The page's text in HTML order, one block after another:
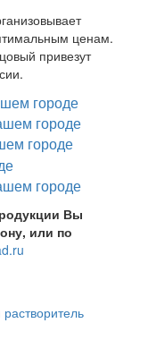
ценам.
привезут
Вы
или по